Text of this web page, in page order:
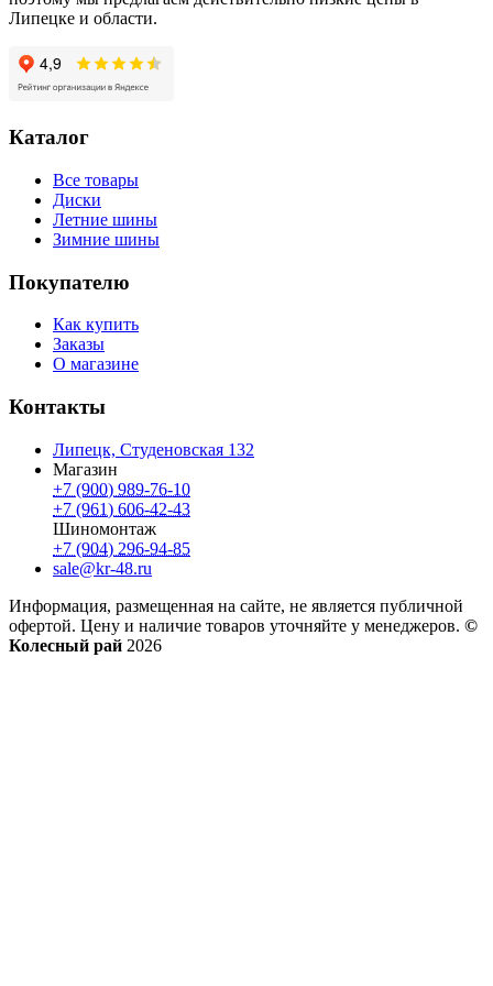
Липецке и области.
Каталог
Все товары
Диски
Летние шины
Зимние шины
Покупателю
Как купить
Заказы
О магазине
Контакты
Липецк, Студеновская 132
Магазин
+7 (900) 989-76-10
+7 (961) 606-42-43
Шиномонтаж
+7 (904) 296-94-85
sale@kr-48.ru
Информация, размещенная на сайте, не является публичной
офертой. Цену и наличие товаров уточняйте у менеджеров. ©
Колесный рай 2026